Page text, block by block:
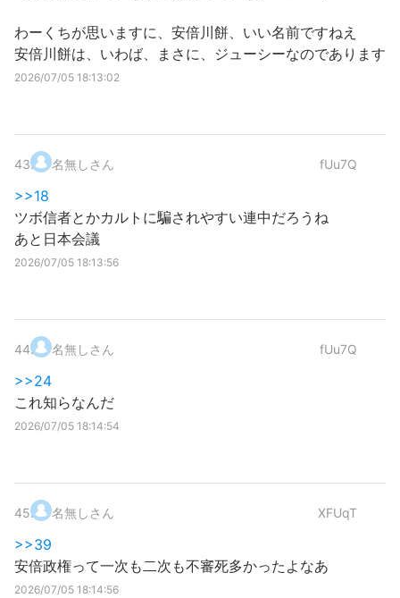
わーくちが思いますに、安倍川餅、いい名前ですねえ
安倍川餅は、いわば、まさに、ジューシーなのであります
2026/07/05 18:13:02
43. 名無しさん fUu7Q
>>18
ツボ信者とかカルトに騙されやすい連中だろうね
あと日本会議
2026/07/05 18:13:56
44. 名無しさん fUu7Q
>>24
これ知らなんだ
2026/07/05 18:14:54
45. 名無しさん XFUqT
>>39
安倍政権って一次も二次も不審死多かったよなあ
2026/07/05 18:14:56